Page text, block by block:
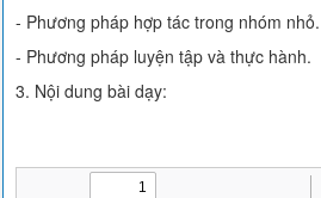
- Phương pháp hợp tác trong nhóm nhỏ.
- Phương pháp luyện tập và thực hành.
3. Nội dung bài dạy: